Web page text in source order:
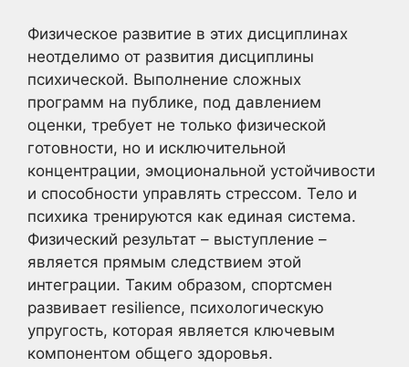
Физическое развитие в этих дисциплинах
неотделимо от развития дисциплины
психической. Выполнение сложных
программ на публике, под давлением
оценки, требует не только физической
готовности, но и исключительной
концентрации, эмоциональной устойчивости
и способности управлять стрессом. Тело и
психика тренируются как единая система.
Физический результат – выступление –
является прямым следствием этой
интеграции. Таким образом, спортсмен
развивает resilience, психологическую
упругость, которая является ключевым
компонентом общего здоровья.